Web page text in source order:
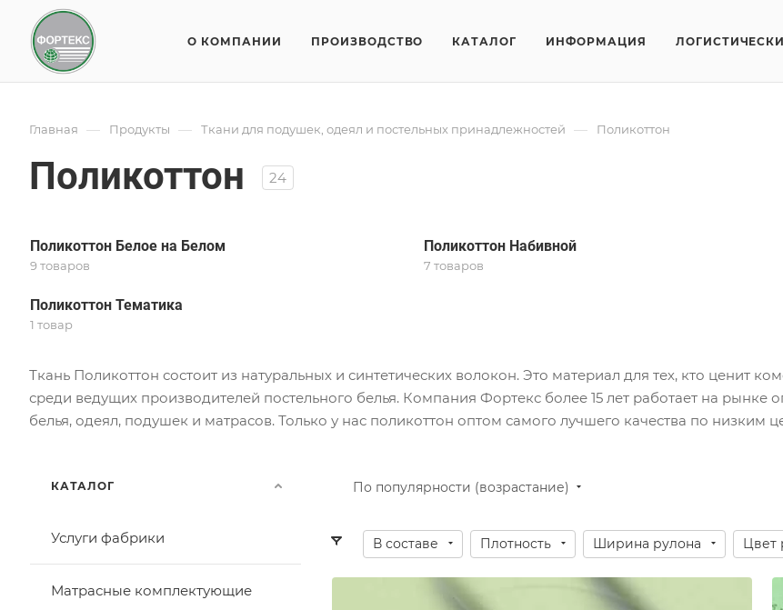
О КОМПАНИИ ПРОИЗВОДСТВО КАТАЛОГ ИНФОРМАЦИЯ
Главная — Продукты — Ткани для подушек, одеял и постельных принадлежностей — Поликоттон
Поликоттон 24
Поликоттон Белое на Белом
9 товаров
Поликоттон Набивной
7 товаров
Поликоттон Тематика
1 товар
Ткань Поликоттон состоит из натуральных и синтетических волокон. Это материал для тех, кто ценит
среди ведущих производителей постельного белья. Компания Фортекс более 15 лет работает на рынке
белья, одеял, подушек и матрасов. Только у нас поликоттон оптом самого лучшего качества по низким
По популярности (возрастание)
В составе Плотность Ширина рулона Цвет
КАТАЛОГ
Услуги фабрики
Матрасные комплектующие